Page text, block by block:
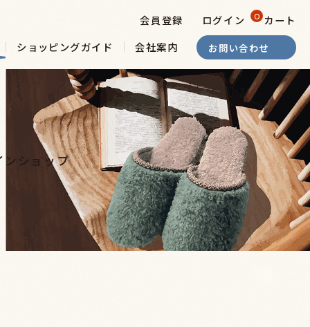
会員登録 ログイン カート
0
ショッピングガイド 会社案内 お問い合わせ
ンショップ